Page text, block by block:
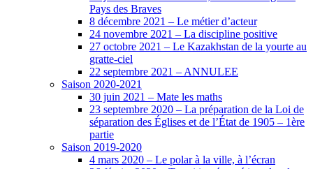
Pays des Braves
8 décembre 2021 – Le métier d’acteur
24 novembre 2021 – La discipline positive
27 octobre 2021 – Le Kazakhstan de la yourte au
gratte-ciel
22 septembre 2021 – ANNULEE
Saison 2020-2021
30 juin 2021 – Mate les maths
23 septembre 2020 – La préparation de la Loi de
séparation des Églises et de l’État de 1905 – 1ère
partie
Saison 2019-2020
4 mars 2020 – Le polar à la ville, à l’écran